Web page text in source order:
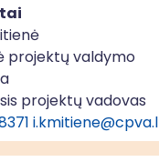
projektų valdymo
projektų vadovas